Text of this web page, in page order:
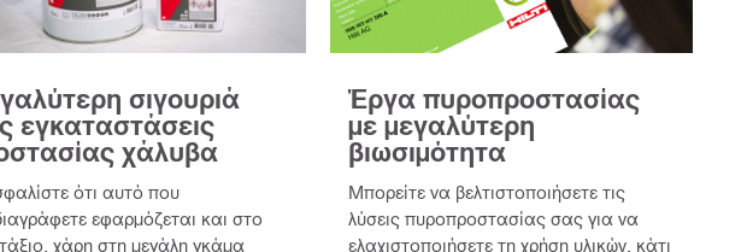
σιγουριά
εγκαταστάσεις
χάλυβα
ότι αυτό που
εφαρμόζεται και στο
χάρη στη μεγάλη γκάμα
Έργα πυροπροστασίας
με μεγαλύτερη
βιωσιμότητα
Μπορείτε να βελτιστοποιήσετε τις
λύσεις πυροπροστασίας σας για να
ελαχιστοποιήσετε τη χρήση υλικών, κάτι